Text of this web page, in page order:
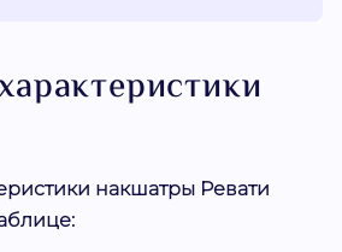
накшатры Ревати